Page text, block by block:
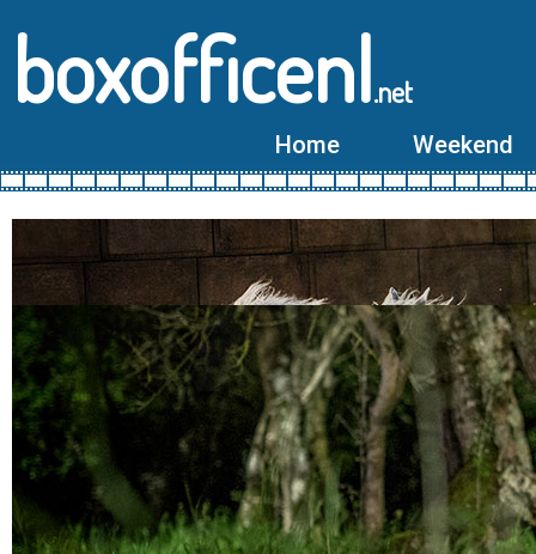
boxofficenl.net
Home Weekend